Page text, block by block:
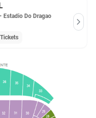
・ Estadio Do Dragao